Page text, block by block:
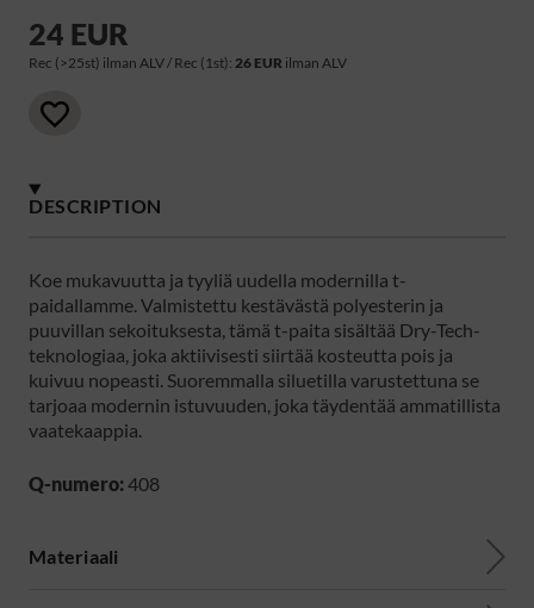
24 EUR
Rec (>25st) ilman ALV / Rec (1st): 26 EUR ilman ALV
DESCRIPTION
Koe mukavuutta ja tyyliä uudella modernilla t-
paidallamme. Valmistettu kestävästä polyesterin ja
puuvillan sekoituksesta, tämä t-paita sisältää Dry-Tech-
teknologiaa, joka aktiivisesti siirtää kosteutta pois ja
kuivuu nopeasti. Suoremmalla siluetilla varustettuna se
tarjoaa modernin istuvuuden, joka täydentää ammatillista
vaatekaappia.
Q-numero:408
Materiaali